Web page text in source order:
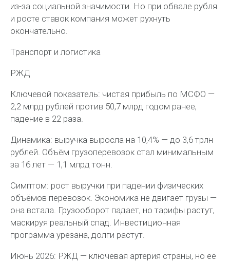
из-за социальной значимости. Но при обвале рубля
и росте ставок компания может рухнуть
окончательно.
Транспорт и логистика
РЖД
Ключевой показатель: чистая прибыль по МСФО —
2,2 млрд рублей против 50,7 млрд годом ранее,
падение в 22 раза.
Динамика: выручка выросла на 10,4% — до 3,6 трлн
рублей. Объём грузоперевозок стал минимальным
за 16 лет — 1,1 млрд тонн.
Симптом: рост выручки при падении физических
объёмов перевозок. Экономика не двигает грузы —
она встала. Грузооборот падает, но тарифы растут,
маскируя реальный спад. Инвестиционная
программа урезана, долги растут.
Июнь 2026: РЖД — ключевая артерия страны, но её